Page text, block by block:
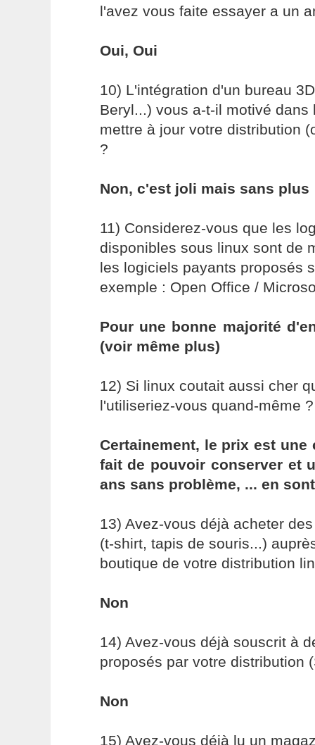
l'avez vous faite essayer a un
Oui, Oui
10) L'intégration d'un bureau
Beryl...) vous a-t-il motivé dans
mettre à jour votre distribution
?
Non, c'est joli mais sans plus
11) Considerez-vous que les
disponibles sous linux sont de
les logiciels payants proposés
exemple : Open Office /
Pour une bonne majorité
(voir même plus)
12) Si linux coutait aussi cher
l'utiliseriez-vous quand-même ?
Certainement, le prix est une
fait de pouvoir conserver et
ans sans problème, ... en
13) Avez-vous déjà acheter
(t-shirt, tapis de souris...)
boutique de votre distribution
Non
14) Avez-vous déjà souscrit à
proposés par votre distribution
Non
15) Avez-vous déjà lu un